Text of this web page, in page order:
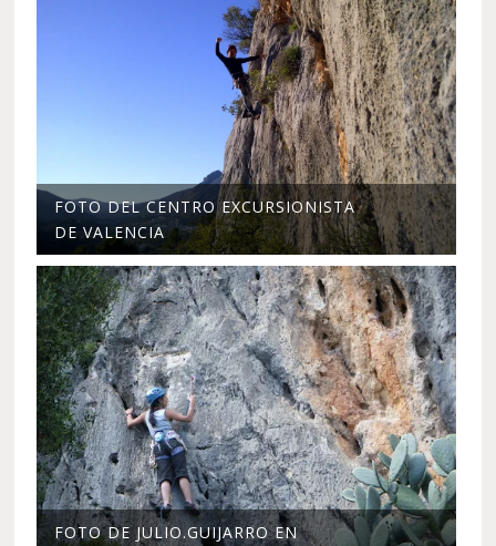
FOTO DEL CENTRO EXCURSIONISTA
DE VALENCIA
FOTO DE JULIO.GUIJARRO EN